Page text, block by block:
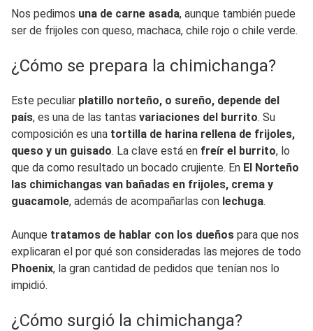
Nos pedimos una de carne asada, aunque también puede
ser de frijoles con queso, machaca, chile rojo o chile verde.
¿Cómo se prepara la chimichanga?
Este peculiar platillo norteño, o sureño, depende del
país, es una de las tantas variaciones del burrito. Su
composición es una tortilla de harina rellena de frijoles,
queso y un guisado. La clave está en freír el burrito, lo
que da como resultado un bocado crujiente. En El Norteño
las chimichangas van bañadas en frijoles, crema y
guacamole, además de acompañarlas con lechuga.
Aunque tratamos de hablar con los dueños para que nos
explicaran el por qué son consideradas las mejores de todo
Phoenix, la gran cantidad de pedidos que tenían nos lo
impidió.
¿Cómo surgió la chimichanga?